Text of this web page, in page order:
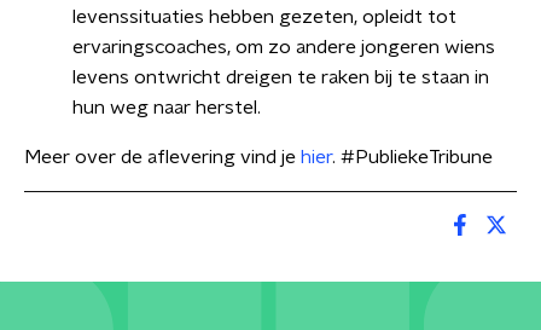
levenssituaties hebben gezeten, opleidt tot
ervaringscoaches, om zo andere jongeren wiens
levens ontwricht dreigen te raken bij te staan in
hun weg naar herstel.
Meer over de aflevering vind je hier. #PubliekeTribune